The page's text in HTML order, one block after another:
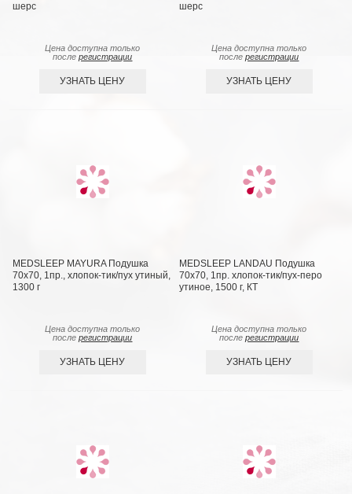
шерс
Цена доступна только
послерегистрации
УЗНАТЬ ЦЕНУ
шерс
Цена доступна только
послерегистрации
УЗНАТЬ ЦЕНУ
MEDSLEEP MAYURA Подушка
70х70, 1пр., хлопок-тик/пух утиный,
1300 г
Цена доступна только
послерегистрации
УЗНАТЬ ЦЕНУ
MEDSLEEP LANDAU Подушка
70х70, 1пр. хлопок-тик/пух-перо
утиное, 1500 г, КТ
Цена доступна только
послерегистрации
УЗНАТЬ ЦЕНУ